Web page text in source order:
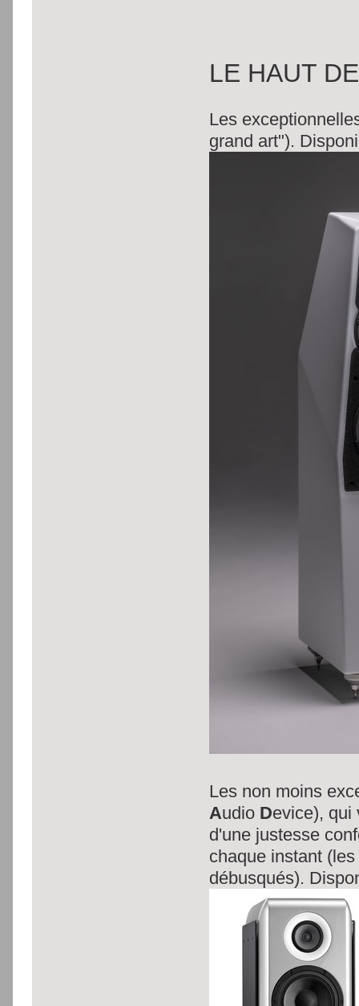
LE HAUT
Les
grand art").
Les non moins
Audio Device), qui
d'une justesse
chaque instant
débusqués).